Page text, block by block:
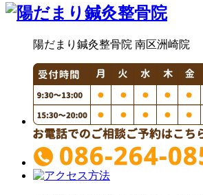
陽だまり鍼灸整骨院 南区洲崎院